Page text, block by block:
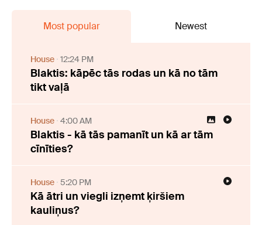
Most popular Newest
House 12:24 PM
Blaktis: kāpēc tās rodas un kā no tām
tikt vaļā
House 4:00 AM
Blaktis - kā tās pamanīt un kā ar tām
cīnīties?
House 5:20 PM
Kā ātri un viegli izņemt ķiršiem
kauliņus?